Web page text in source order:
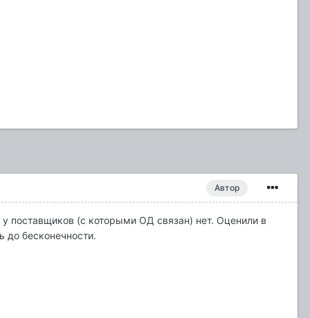
Автор
поставщиков (с которыми ОД связан) нет. Оценили в
до бесконечности.